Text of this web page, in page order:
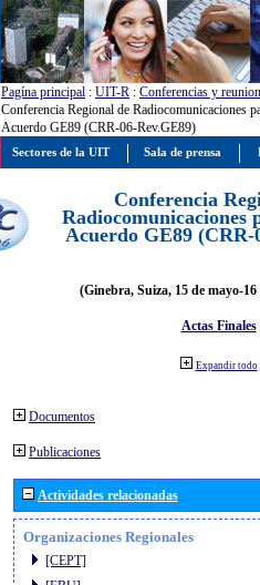
Pagína principal : UIT-R : Conferencias y
Conferencia Regional de Radiocomunicaciones
Acuerdo GE89 (CRR-06-Rev.GE89)
Conferencia
Radiocomunicaciones
Acuerdo GE89 (CRR-
(Ginebra, Suiza, 15 de mayo-
Actas Finales
Expandir todo
Documentos
Publicaciones
Actividades relacionadas
Organizaciones Regionales
[CEPT]
Sectores de la UIT Sala de prensa